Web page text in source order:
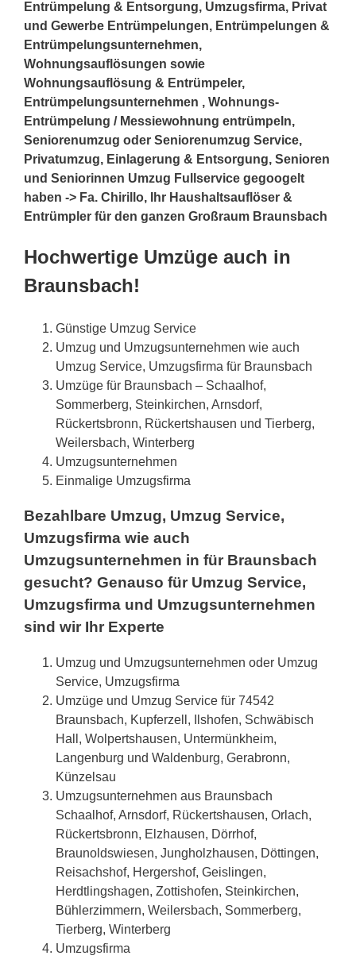
Entrümpelung & Entsorgung, Umzugsfirma, Privat
und Gewerbe Entrümpelungen, Entrümpelungen &
Entrümpelungsunternehmen,
Wohnungsauflösungen sowie
Wohnungsauflösung & Entrümpeler,
Entrümpelungsunternehmen , Wohnungs-
Entrümpelung / Messiewohnung entrümpeln,
Seniorenumzug oder Seniorenumzug Service,
Privatumzug, Einlagerung & Entsorgung, Senioren
und Seniorinnen Umzug Fullservice gegoogelt
haben -> Fa. Chirillo, Ihr Haushaltsauflöser &
Entrümpler für den ganzen Großraum Braunsbach
Hochwertige Umzüge auch in
Braunsbach!
Günstige Umzug Service
Umzug und Umzugsunternehmen wie auch
Umzug Service, Umzugsfirma für Braunsbach
Umzüge für Braunsbach – Schaalhof,
Sommerberg, Steinkirchen, Arnsdorf,
Rückertsbronn, Rückertshausen und Tierberg,
Weilersbach, Winterberg
Umzugsunternehmen
Einmalige Umzugsfirma
Bezahlbare Umzug, Umzug Service,
Umzugsfirma wie auch
Umzugsunternehmen in für Braunsbach
gesucht? Genauso für Umzug Service,
Umzugsfirma und Umzugsunternehmen
sind wir Ihr Experte
Umzug und Umzugsunternehmen oder Umzug
Service, Umzugsfirma
Umzüge und Umzug Service für 74542
Braunsbach, Kupferzell, Ilshofen, Schwäbisch
Hall, Wolpertshausen, Untermünkheim,
Langenburg und Waldenburg, Gerabronn,
Künzelsau
Umzugsunternehmen aus Braunsbach
Schaalhof, Arnsdorf, Rückertshausen, Orlach,
Rückertsbronn, Elzhausen, Dörrhof,
Braunoldswiesen, Jungholzhausen, Döttingen,
Reisachshof, Hergershof, Geislingen,
Herdtlingshagen, Zottishofen, Steinkirchen,
Bühlerzimmern, Weilersbach, Sommerberg,
Tierberg, Winterberg
Umzugsfirma